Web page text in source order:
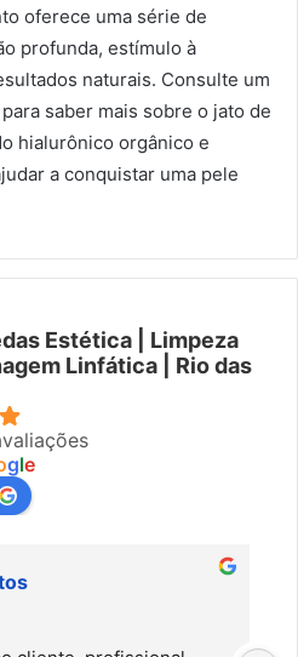
oferece uma série de
profunda, estímulo à
naturais. Consulte um
saber mais sobre o jato de
hialurônico orgânico e
a conquistar uma pele
Estética | Limpeza
Linfática | Rio das
gle